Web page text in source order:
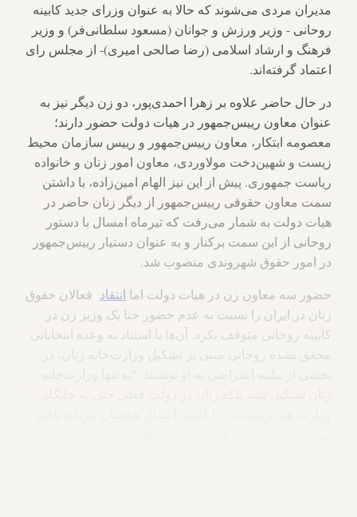
مدیران مردی می‌شوند که حالا به عنوان وزرای جدید کابینه
روحانی - وزیر ورزش و جوانان (مسعود سلطانی‌فر) و وزیر
فرهنگ و ارشاد اسلامی (رضا صالحی امیری)- از مجلس رای
اعتماد گرفته‌اند.
در حال حاضر علاوه بر زهرا احمدی‌پور، دو زن دیگر نیز به
عنوان معاون رییس‌جمهور در هیات دولت حضور دارند؛
معصومه ابتکار، معاون رییس‌جمهور و رییس سازمان محیط
زیست و شهین‌دخت مولاوردی، معاون امور زنان و خانواده
ریاست جمهوری. پیش از این نیز الهام امین‌زاده، با داشتن
سمت معاون حقوقی رییس‌جمهور از دیگر زنان حاضر در
هیات دولت به شمار می‌رفت که تیرماه امسال با دستور
روحانی از این سمت برکنار و به عنوان دستیار رییس‌جمهور
در امور حقوق شهروندی منصوب شد.
حضور سه معاون زن در هیات دولت اما انتقاد
فعالان حقوق
زنان در ایران را نسبت به عدم حضور حتا یک وزیر زن در
کابینه روحانی متوقف نکرد. آن‌ها با استناد به وعده انتخاباتی
محقق نشده روحانی مبنی بر تشکیل وزارت‌خانه زنان، در